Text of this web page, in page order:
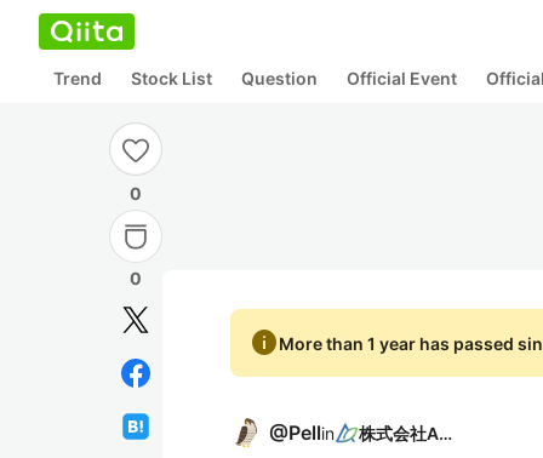
Trend Stock List Question Official Event
0
0
infoMore than 1 year has passed
@Pellin 株式会社ASE